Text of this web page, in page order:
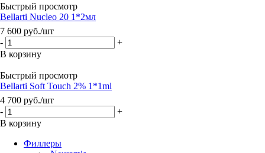
Быстрый просмотр
Bellarti Nucleo 20 1*2мл
7 600 руб./шт
-
+
В корзину
Быстрый просмотр
Bellarti Soft Touch 2% 1*1ml
4 700 руб./шт
-
+
В корзину
Филлеры